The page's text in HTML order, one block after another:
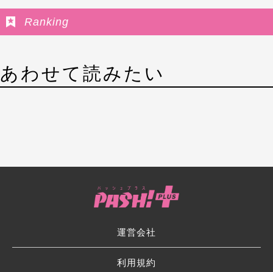
Ranking
あわせて読みたい
運営会社
利用規約